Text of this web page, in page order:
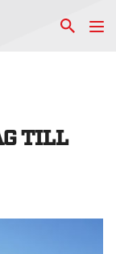
TILL